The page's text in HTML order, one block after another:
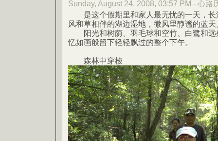
Sunday, August 24, 2008, 03:57 PM - 心路
是这个假期里和家人最无忧的一天，长
风和草相伴的湖边湿地，微风里静谧的蓝天
阳光和树荫、羽毛球和空竹、白鹭和远
忆如画般留下轻轻飘过的整个下午。
森林中穿梭